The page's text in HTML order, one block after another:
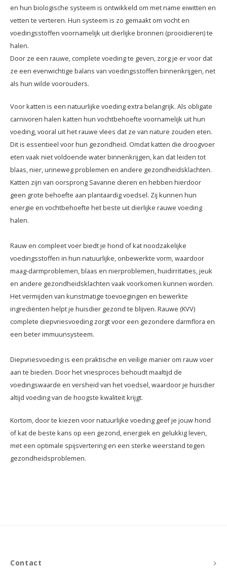
en hun biologische systeem is ontwikkeld om met name eiwitten en
vetten te verteren. Hun systeem is zo gemaakt om vocht en
voedingsstoffen voornamelijk uit dierlijke bronnen (prooidieren) te
halen.
Door ze een rauwe, complete voeding te geven, zorg je er voor dat
ze een evenwichtige balans van voedingsstoffen binnenkrijgen, net
als hun wilde voorouders.
Voor katten is een natuurlijke voeding extra belangrijk. Als obligate
carnivoren halen katten hun vochtbehoefte voornamelijk uit hun
voeding, vooral uit het rauwe vlees dat ze van nature zouden eten.
Dit is essentieel voor hun gezondheid. Omdat katten die droogvoer
eten vaak niet voldoende water binnenkrijgen, kan dat leiden tot
blaas, nier, urineweg problemen en andere gezondheidsklachten.
Katten zijn van oorsprong Savanne dieren en hebben hierdoor
geen grote behoefte aan plantaardig voedsel. Zij kunnen hun
energie en vochtbehoefte het beste uit dierlijke rauwe voeding
halen.
Rauw en compleet voer biedt je hond of kat noodzakelijke
voedingsstoffen in hun natuurlijke, onbewerkte vorm, waardoor
maag-darmproblemen, blaas en nierproblemen, huidirritaties, jeuk
en andere gezondheidsklachten vaak voorkomen kunnen worden.
Het vermijden van kunstmatige toevoegingen en bewerkte
ingrediënten helpt je huisdier gezond te blijven. Rauwe (KVV)
complete diepvriesvoeding zorgt voor een gezondere darmflora en
een beter immuunsysteem.
Diepvriesvoeding is een praktische en veilige manier om rauw voer
aan te bieden. Door het vriesproces behoudt maaltijd de
voedingswaarde en versheid van het voedsel, waardoor je huisdier
altijd voeding van de hoogste kwaliteit krijgt.
Kortom, door te kiezen voor natuurlijke voeding geef je jouw hond
of kat de beste kans op een gezond, energiek en gelukkig leven,
met een optimale spijsvertering en een sterke weerstand tegen
gezondheidsproblemen.
Contact